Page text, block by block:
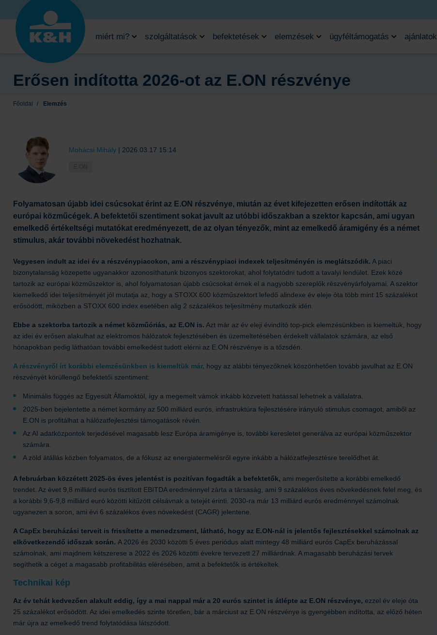
miért mi? szolgáltatások befektetések elemzések ügyféltámogatás ajánlatok
Erősen indította 2026-ot az E.ON részvénye
Főoldal / Elemzés
Mohácsi Mihály | 2026.03.17 15:14
Folyamatosan újabb idei csúcsokat érint az E.ON részvénye, miután az évet kifejezetten erősen indították az
európai közműcégek. A befektetői szentiment sokat javult az utóbbi időszakban a szektor kapcsán, ami ugyan
emelkedő értékeltségi mutatókat eredményezett, de az olyan tényezők, mint az emelkedő áramigény és a német
stimulus, akár további növekedést hozhatnak.
Vegyesen indult az idei év a részvénypiacokon, ami a részvénypiaci indexek teljesítményén is meglátszódik. A piaci
bizonytalanság közepette ugyanakkor azonosíthatunk bizonyos szektorokat, ahol folytatódni tudott a tavalyi lendület. Ezek közé
tartozik az európai közműszektor is, ahol folyamatosan újabb csúcsokat érnek el a nagyobb szereplők részvényárfolyamai. A szektor
kiemelkedő idei teljesítményét jól mutatja az, hogy a STOXX 600 közműszektort lefedő alindexe év eleje óta több mint 15 százalékot
erősödött, miközben a STOXX 600 index esetében alig 2 százalékos teljesítmény mutatkozik idén.
Ebbe a szektorba tartozik a német közműóriás, az E.ON is. Azt már az év eleji évindító top-pick elemzésünkben is kiemeltük, hogy
az idei év erősen alakulhat az elektromos hálózatok fejlesztésében és üzemeltetésében érdekelt vállalatok számára, az első
hónapokban pedig láthatóan további emelkedést tudott elérni az E.ON részvénye is a tőzsdén.
A részvényről írt korábbi elemzésünkben is kiemeltük már, hogy az alábbi tényezőknek köszönhetően tovább javulhat az E.ON
részvényét körüllengő befektetői szentiment:
Minimális függés az Egyesült Államoktól, így a megemelt vámok inkább közvetett hatással lehetnek a vállalatra.
2025-ben bejelentette a német kormány az 500 milliárd eurós, infrastruktúra fejlesztésére irányuló stimulus csomagot, amiből az
E.ON is profitálhat a hálózatfejlesztési támogatások révén.
Az AI adatközpontok terjedésével magasabb lesz Európa áramigénye is, további keresletet generálva az európai közműszektor
számára.
A zöld átállás közben folyamatos, de a fókusz az energiatermelésről egyre inkább a hálózatfejlesztésre terelődhet át.
A februárban közzétett 2025-ös éves jelentést is pozitívan fogadták a befektetők, ami megerősítette a korábbi emelkedő
trendet. Az évet 9,8 milliárd eurós tisztított EBITDA eredménnyel zárta a társaság, ami 9 százalékos éves növekedésnek felel meg, és
a korábbi 9,6-9,8 milliárd euró közötti kitűzött célsávnak a tetejét érinti. 2030-ra már 13 milliárd eurós eredménnyel számolnak
ugyanezen a soron, ami évi 6 százalékos éves növekedést (CAGR) jelentene.
A CapEx beruházási terveit is frissítette a menedzsment, látható, hogy az E.ON-nál is jelentős fejlesztésekkel számolnak az
elkövetkezendő időszak során. A 2026 és 2030 közötti 5 éves periódus alatt mintegy 48 milliárd eurós CapEx beruházással
számolnak, ami majdnem kétszerese a 2022 és 2026 közötti évekre tervezett 27 milliárdnak. A magasabb beruházási tervek
segíthetik a céget a magasabb profitabilitás elérésében, amit a befektetők is értékeltek.
Technikai kép
Az év tehát kedvezően alakult eddig, így a mai nappal már a 20 eurós szintet is átlépte az E.ON részvénye, ezzel év eleje óta
25 százalékot erősödött. Az idei emelkedés szinte töretlen, bár a márciust az E.ON részvénye is gyengébben indította, az előző héten
már újra az emelkedő trend folytatódása látszódott.